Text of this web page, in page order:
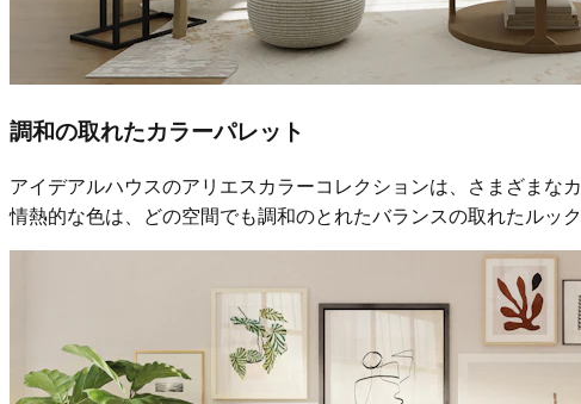
調和の取れたカラーパレット
アイデアルハウスのアリエスカラーコレクションは、さまざま
情熱的な色は、どの空間でも調和のとれたバランスの取れたルック